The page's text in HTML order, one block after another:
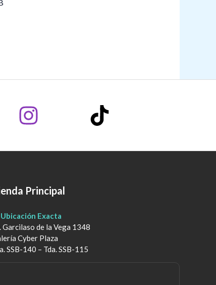
Principal
Ubicación Exacta
Garcilaso de la Vega 1348
Cyber Plaza
SSB-140 – Tda. SSB-115